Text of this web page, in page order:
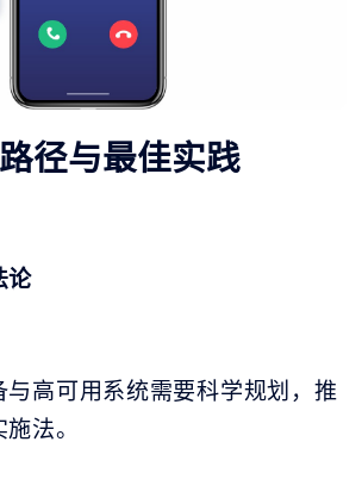
径与最佳实践
论
高可用系统需要科学规划，推
法。